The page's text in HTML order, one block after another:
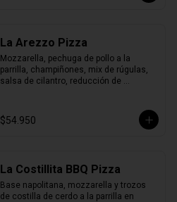
La Arezzo Pizza
Mozzarella, pechuga de pollo a la
parrilla, champiñones, mix de rúgulas,
salsa de cilantro, reducción de
$54.950
La Costillita BBQ Pizza
Base napolitana, mozzarella y trozos
de costilla de cerdo a la parrilla en